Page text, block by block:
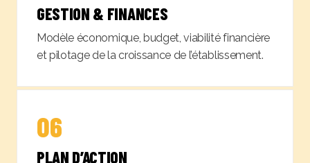
GESTION & FINANCES
Modèle économique, budget, viabilité financière
et pilotage de la croissance de l’établissement.
06
PLAN D’ACTION